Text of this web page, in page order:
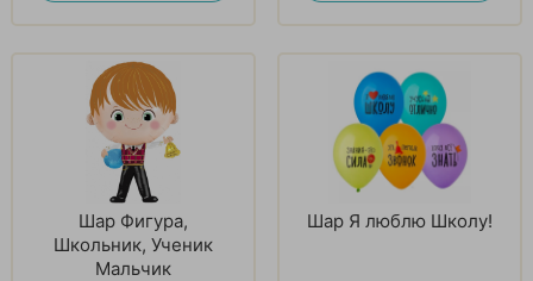
Шар Фигура,
Школьник, Ученик
Мальчик
Шар Я люблю Школу!